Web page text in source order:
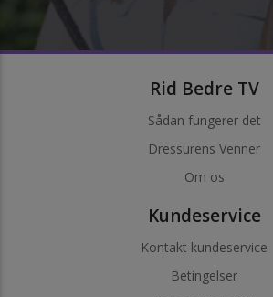
Rid Bedre TV
Sådan fungerer det
Dressurens Venner
Om os
Kundeservice
Kontakt kundeservice
Betingelser